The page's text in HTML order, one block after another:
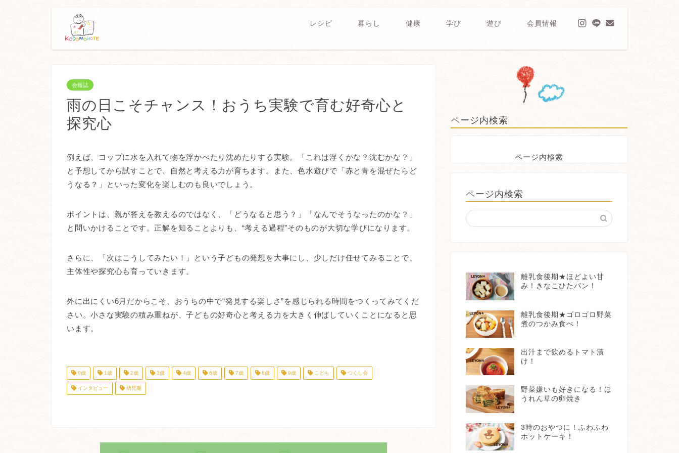
レシピ 暮らし 健康 学び 遊び 会員情報
会報誌
雨の日こそチャンス！おうち実験で育む好奇心と
探究心
例えば、コップに水を入れて物を浮かべたり沈めたりする実験。「これは浮くかな？沈むかな？」
と予想してから試すことで、自然と考える力が育ちます。また、色水遊びで「赤と青を混ぜたらど
うなる？」といった変化を楽しむのも良いでしょう。
ポイントは、親が答えを教えるのではなく、「どうなると思う？」「なんでそうなったのかな？」
と問いかけることです。正解を知ることよりも、“考える過程”そのものが大切な学びになります。
さらに、「次はこうしてみたい！」という子どもの発想を大事にし、少しだけ任せてみることで、
主体性や探究心も育っていきます。
外に出にくい6月だからこそ、おうちの中で“発見する楽しさ”を感じられる時間をつくってみてくだ
さい。小さな実験の積み重ねが、子どもの好奇心と考える力を大きく伸ばしていくことになると思
います。
0歳 1歳 2歳 3歳 4歳 6歳 7歳 8歳 9歳 こども つくし会
インタビュー 幼児期
ページ内検索
ページ内検索
ページ内検索
離乳食後期★ほどよい甘
み！きなこひたパン！
離乳食後期★ゴロゴロ野菜
煮のつかみ食べ！
出汁まで飲めるトマト漬
け！
野菜嫌いも好きになる！ほ
うれん草の卵焼き
3時のおやつに！ふわふわ
ホットケーキ！